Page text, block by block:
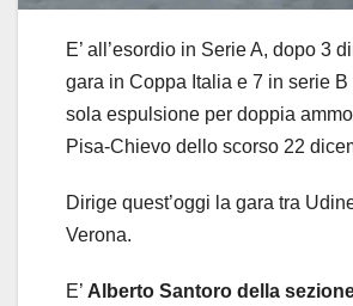
E’ all’esordio in Serie A, dopo 3
gara in Coppa Italia e 7 in serie B
sola espulsione per doppia
Pisa-Chievo dello scorso 22
Dirige quest’oggi la gara tra
Verona.
E’ Alberto Santoro della